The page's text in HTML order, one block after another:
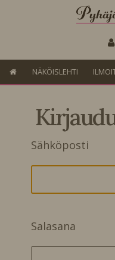
NÄKÖISLEHTI
Sähköposti
Salasana